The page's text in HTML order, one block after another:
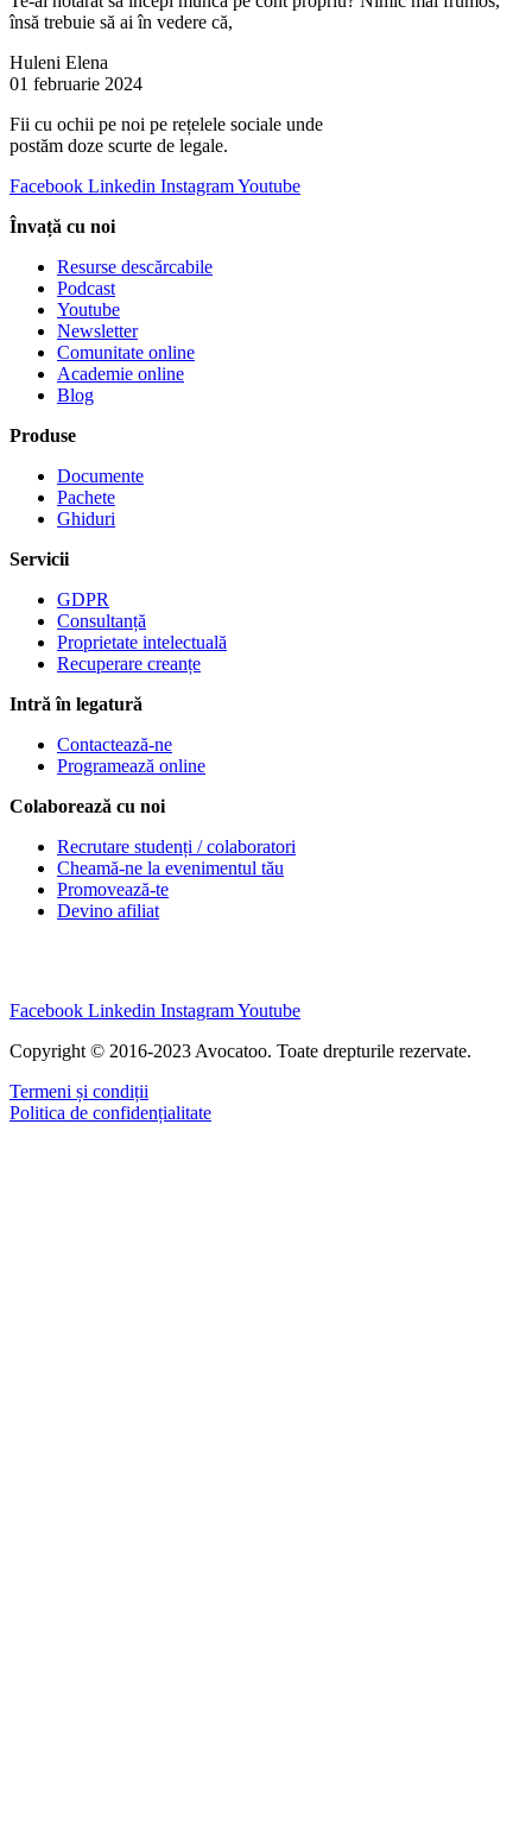
însă trebuie să ai în vedere că,
Huleni Elena
01 februarie 2024
Fii cu ochii pe noi pe rețelele sociale unde
postăm doze scurte de legale.
Facebook Linkedin InstagramYoutube
Învață cu noi
Resurse descărcabile
Podcast
Youtube
Newsletter
Comunitate online
Academie online
Blog
Produse
Documente
Pachete
Ghiduri
Servicii
GDPR
Consultanță
Proprietate intelectuală
Recuperare creanțe
Intră în legatură
Contactează-ne
Programează online
Colaborează cu noi
Recrutare studenți / colaboratori
Cheamă-ne la evenimentul tău
Promovează-te
Devino afiliat
Facebook Linkedin InstagramYoutube
Copyright © 2016-2023 Avocatoo. Toate drepturile rezervate.
Termeni și condiții
Politica de confidențialitate